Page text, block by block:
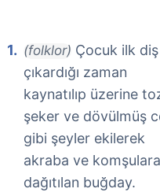
(folklor) Çocuk ilk diş
çıkardığı zaman
kaynatılıp üzerine
şeker ve dövülmüş
gibi şeyler ekilerek
akraba ve komşulara
dağıtılan buğday.